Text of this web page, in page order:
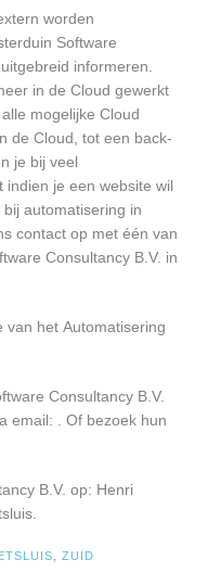
worden
Software
informeren.
in de Cloud gewerkt
mogelijke Cloud
de Cloud, tot een back-
je bij veel
je een website wil
automatisering in
contact op met één van
Consultancy B.V. in
van het Automatisering
Consultancy B.V.
email:
. Of bezoek hun
B.V. op: Henri
ZUID